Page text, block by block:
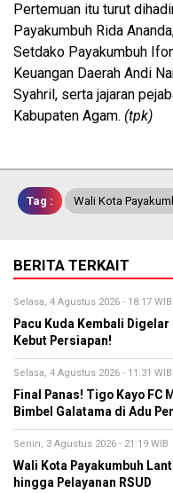
Pertemuan itu turut
Payakumbuh Rida
Setdako Payakumbuh
Keuangan Daerah Andi
Syahril, serta jajaran
Kabupaten Agam. (tpk)
Tag : Wali Kota
BERITA TERKAIT
Selasa, 4 Agustus 2026 - 18:17 WIB
Pacu Kuda Kembali
Kebut Persiapan!
Selasa, 4 Agustus 2026 - 11:31 WIB
Final Panas! Tigo Kayo FC
Bimbel Galatama di Adu
Senin, 3 Agustus 2026 - 21:19 WIB
Wali Kota Payakumbuh
hingga Pelayanan RSUD